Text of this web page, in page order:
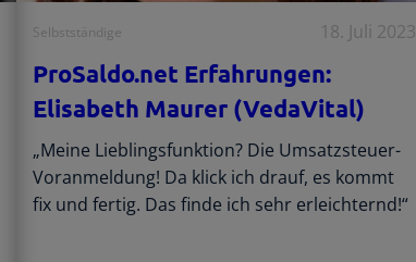
Selbstständige 18. Juli 2023
ProSaldo.net Erfahrungen:
Elisabeth Maurer (VedaVital)
„Meine Lieblingsfunktion? Die Umsatzsteuer-
Voranmeldung! Da klick ich drauf, es kommt
fix und fertig. Das finde ich sehr erleichternd!“